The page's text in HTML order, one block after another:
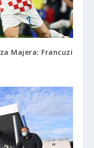
Majera: Francuzi